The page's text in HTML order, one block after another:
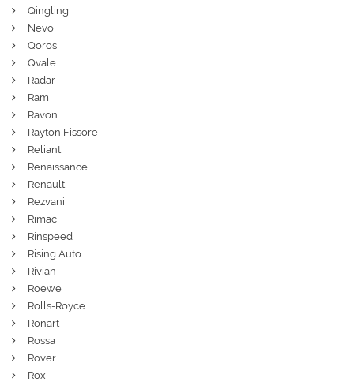
Qingling
Nevo
Qoros
Qvale
Radar
Ram
Ravon
Rayton Fissore
Reliant
Renaissance
Renault
Rezvani
Rimac
Rinspeed
Rising Auto
Rivian
Roewe
Rolls-Royce
Ronart
Rossa
Rover
Rox